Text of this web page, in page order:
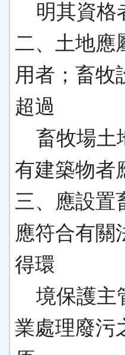
明其資格
二、土地應
用者；畜牧
超過
畜牧場土
有建築物者
三、應設置
應符合有關
得環
境保護主
業處理廢污